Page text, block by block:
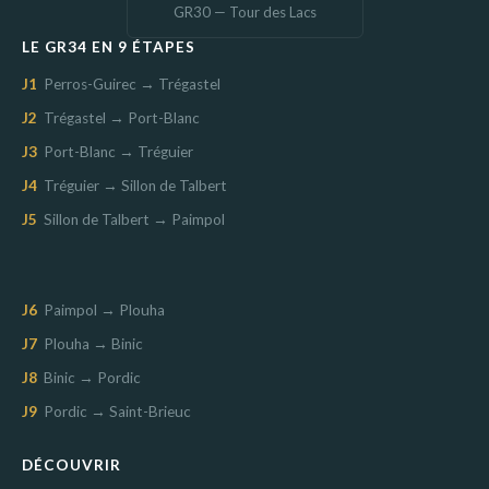
GR30 — Tour des Lacs
LE GR34 EN 9 ÉTAPES
J1 Perros-Guirec → Trégastel
J2 Trégastel → Port-Blanc
J3 Port-Blanc → Tréguier
J4 Tréguier → Sillon de Talbert
J5 Sillon de Talbert → Paimpol
J6 Paimpol → Plouha
J7 Plouha → Binic
J8 Binic → Pordic
J9 Pordic → Saint-Brieuc
DÉCOUVRIR